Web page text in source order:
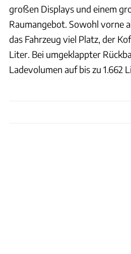
großen Displays und einem
Raumangebot. Sowohl vorne
das Fahrzeug viel Platz, der
Liter. Bei umgeklappter
Ladevolumen auf bis zu 1.662